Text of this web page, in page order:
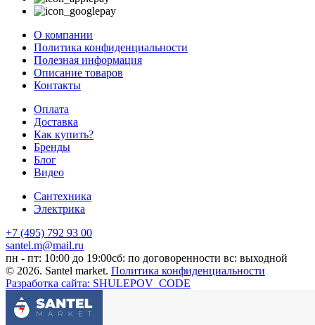
О компании
Политика конфиденциальности
Полезная информация
Описание товаров
Контакты
Оплата
Доставка
Как купить?
Бренды
Блог
Видео
Сантехника
Электрика
+7 (495) 792 93 00
santel.m@mail.ru
пн - пт: 10:00 до 19:00сб: по договоренности вс: выходной
© 2026. Santel market. Политика конфиденциальности
Разработка сайта: SHULEPOV_CODE
Этот сайт собирает cookie-файлы, данные об IP-адресе и